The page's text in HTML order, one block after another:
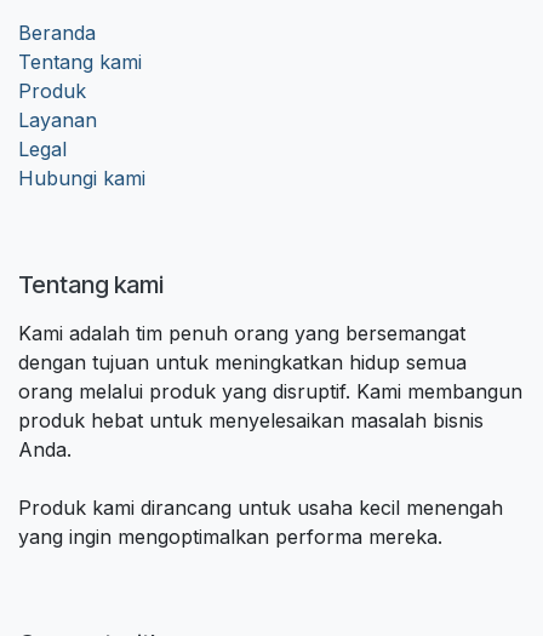
Beranda
Tentang kami
Produk
Layanan
Legal
Hubungi kami
Tentang kami
Kami adalah tim penuh orang yang bersemangat
dengan tujuan untuk meningkatkan hidup semua
orang melalui produk yang disruptif. Kami membangun
produk hebat untuk menyelesaikan masalah bisnis
Anda.
Produk kami dirancang untuk usaha kecil menengah
yang ingin mengoptimalkan performa mereka.